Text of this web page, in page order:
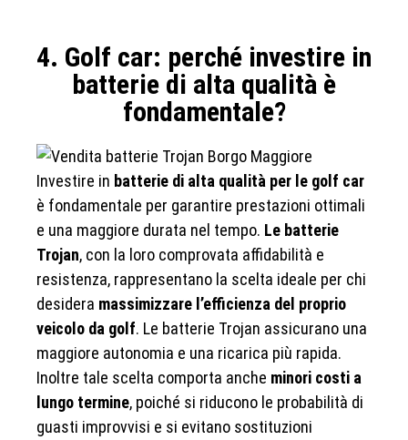
4. Golf car: perché investire in
batterie di alta qualità è
fondamentale?
Investire in batterie di alta qualità per le golf car
è fondamentale per garantire prestazioni ottimali
e una maggiore durata nel tempo. Le batterie
Trojan, con la loro comprovata affidabilità e
resistenza, rappresentano la scelta ideale per chi
desidera massimizzare l’efficienza del proprio
veicolo da golf. Le batterie Trojan assicurano una
maggiore autonomia e una ricarica più rapida.
Inoltre tale scelta comporta anche minori costi a
lungo termine, poiché si riducono le probabilità di
guasti improvvisi e si evitano sostituzioni